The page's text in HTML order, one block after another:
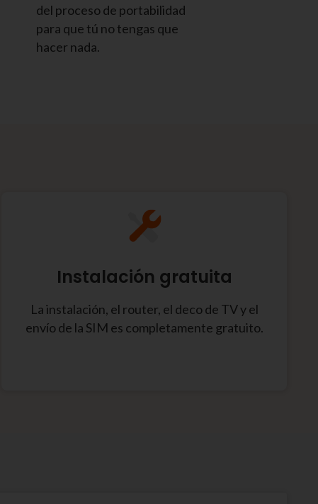
del proceso de portabilidad
para que tú no tengas que
hacer nada.
Instalación gratuita
La instalación, el router, el deco de TV y el
envío de la SIM es completamente gratuito.